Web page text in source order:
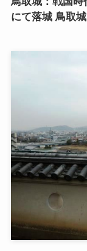
にて落城 鳥取